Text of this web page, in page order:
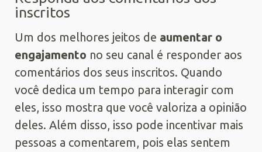
inscritos
Um dos melhores jeitos de aumentar o
engajamento no seu canal é responder aos
comentários dos seus inscritos. Quando
você dedica um tempo para interagir com
eles, isso mostra que você valoriza a opinião
deles. Além disso, isso pode incentivar mais
pessoas a comentarem, pois elas sentem